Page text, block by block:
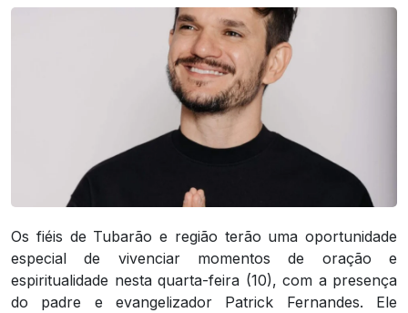
Os fiéis de Tubarão e região terão uma oportunidade
especial de vivenciar momentos de oração e
espiritualidade nesta quarta-feira (10), com a presença
do padre e evangelizador Patrick Fernandes. Ele